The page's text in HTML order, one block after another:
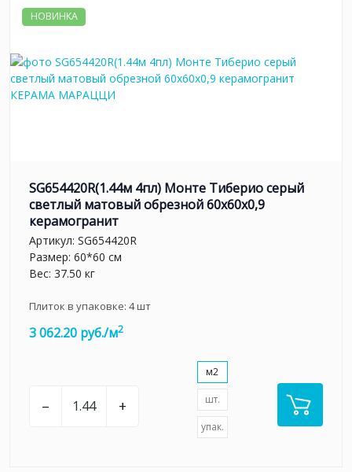
НОВИНКА
SG654420R(1.44м 4пл) Монте Тиберио серый
светлый матовый обрезной 60x60x0,9
керамогранит
Артикул: SG654420R
Размер: 60*60 см
Вес: 37.50 кг
Плиток в упаковке: 4шт
3 062.20 руб./м2
– +
м2
шт.
упак.